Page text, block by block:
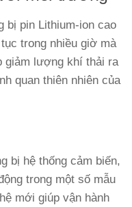
bị pin Lithium-ion cao
trong nhiều giờ mà
giảm lượng khí thải ra
quan thiên nhiên của
bị hệ thống cảm biến,
trong một số mẫu
mới giúp vận hành